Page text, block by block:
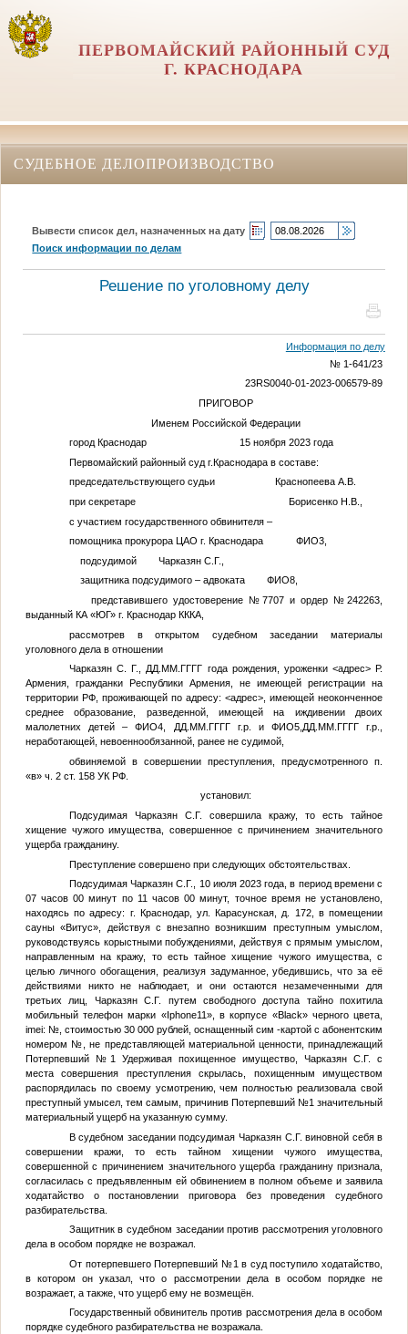
ПЕРВОМАЙСКИЙ РАЙОННЫЙ СУД
Г. КРАСНОДАРА
СУДЕБНОЕ ДЕЛОПРОИЗВОДСТВО
Вывести список дел, назначенных на дату
Поиск информации по делам
Решение по уголовному делу
Информация по делу
№ 1-641/23
23RS0040-01-2023-006579-89
ПРИГОВОР
Именем Российской Федерации
город Краснодар 15 ноября 2023 года
Первомайский районный суд г.Краснодара в составе:
председательствующего судьи Краснопеева А.В.
при секретаре Борисенко Н.В.,
с участием государственного обвинителя –
помощника прокурора ЦАО г. Краснодара ФИО3,
подсудимой Чарказян С.Г.
защитника подсудимого – адвоката ФИО8,
представившего удостоверение №7707 и ордер №242263,
выданный КА «ЮГ» г. Краснодар КККА,
рассмотрев в открытом судебном заседании материалы
уголовного дела в отношении
Чарказян С. Г.
ДД.ММ.ГГГГ года рождения, уроженки <адрес>Р.
Армения, гражданки Республики Армения, не имеющей регистрации на
территории РФ, проживающей по адресу:<адрес> , имеющей неоконченное
среднее образование, разведенной, имеющей на иждивении двоих
малолетних детей –ФИО4 ДД.ММ.ГГГГг.р. и ФИО5, ДД.ММ.ГГГГг.р.,
неработающей, невоеннообязанной, ранее не судимой,
обвиняемой в совершении преступления, предусмотренного п.
«в» ч. 2 ст. 158 УК РФ.
установил:
Подсудимая Чарказян С.Г.
совершила кражу, то есть тайное
хищение чужого имущества, совершенное с причинением значительного
ущерба гражданину.
Преступление совершено при следующих обстоятельствах.
ПодсудимаяЧарказян С.Г.
, 10 июля 2023 года, в период времени с
07 часов 00 минут по 11 часов 00 минут, точное время не установлено,
находясь по адресу: г. Краснодар, ул. Карасунская, д. 172, в помещении
сауны «Витус», действуя с внезапно возникшим преступным умыслом,
руководствуясь корыстными побуждениями, действуя с прямым умыслом,
направленным на кражу, то есть тайное хищение чужого имущества, с
целью личного обогащения, реализуя задуманное, убедившись, что за её
действиями никто не наблюдает, и они остаются незамеченными для
третьих лиц, Чарказян С.Г.
путем свободного доступа тайно похитила
мобильный телефон марки «Iphone11», в корпусе «Black» черного цвета,
imei: № , стоимостью 30 000 рублей, оснащенный сим -картой с абонентским
номером №
, не представляющей материальной ценности, принадлежащий
Потерпевший №1
Удерживая похищенное имущество,Чарказян С.Г.
с
места совершения преступления скрылась, похищенным имуществом
распорядилась по своему усмотрению, чем полностью реализовала свой
преступный умысел, тем самым, причинив Потерпевший №1 значительный
материальный ущерб на указанную сумму.
В судебном заседании подсудимая Чарказян С.Г. виновной себя в
совершении кражи, то есть тайном хищении чужого имущества,
совершенной с причинением значительного ущерба гражданину признала,
согласилась с предъявленным ей обвинением в полном объеме и заявила
ходатайство о постановлении приговора без проведения судебного
разбирательства.
Защитник в судебном заседании против рассмотрения уголовного
дела в особом порядке не возражал.
От потерпевшегоПотерпевший №1 в суд поступило ходатайство,
в котором он указал, что о рассмотрении дела в особом порядке не
возражает, а также, что ущерб ему не возмещён.
Государственный обвинитель против рассмотрения дела в особом
порядке судебного разбирательства не возражала.